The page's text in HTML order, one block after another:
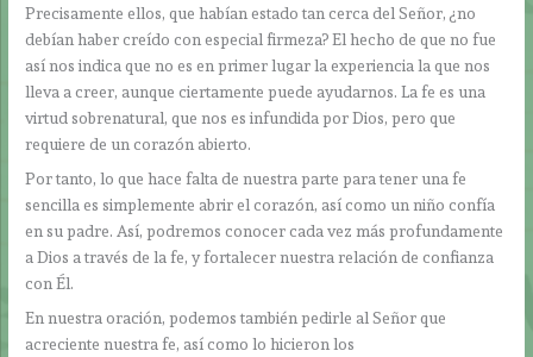
Precisamente ellos, que habían estado tan cerca del Señor, ¿no
debían haber creído con especial firmeza? El hecho de que no fue
así nos indica que no es en primer lugar la experiencia la que nos
lleva a creer, aunque ciertamente puede ayudarnos. La fe es una
virtud sobrenatural, que nos es infundida por Dios, pero que
requiere de un corazón abierto.
Por tanto, lo que hace falta de nuestra parte para tener una fe
sencilla es simplemente abrir el corazón, así como un niño confía
en su padre. Así, podremos conocer cada vez más profundamente
a Dios a través de la fe, y fortalecer nuestra relación de confianza
con Él.
En nuestra oración, podemos también pedirle al Señor que
acreciente nuestra fe, así como lo hicieron los